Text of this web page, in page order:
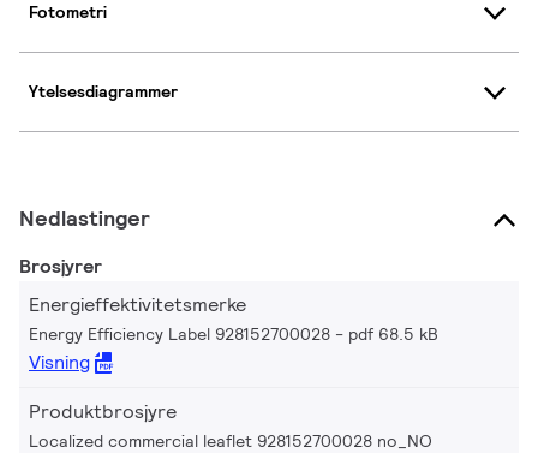
Fotometri
Ytelsesdiagrammer
Nedlastinger
Brosjyrer
Energieffektivitetsmerke
Energy Efficiency Label 928152700028 pdf 68.5 kB
Visning
Produktbrosjyre
Localized commercial leaflet 928152700028 no_NO